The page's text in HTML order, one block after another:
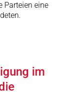
Parteien eine
im